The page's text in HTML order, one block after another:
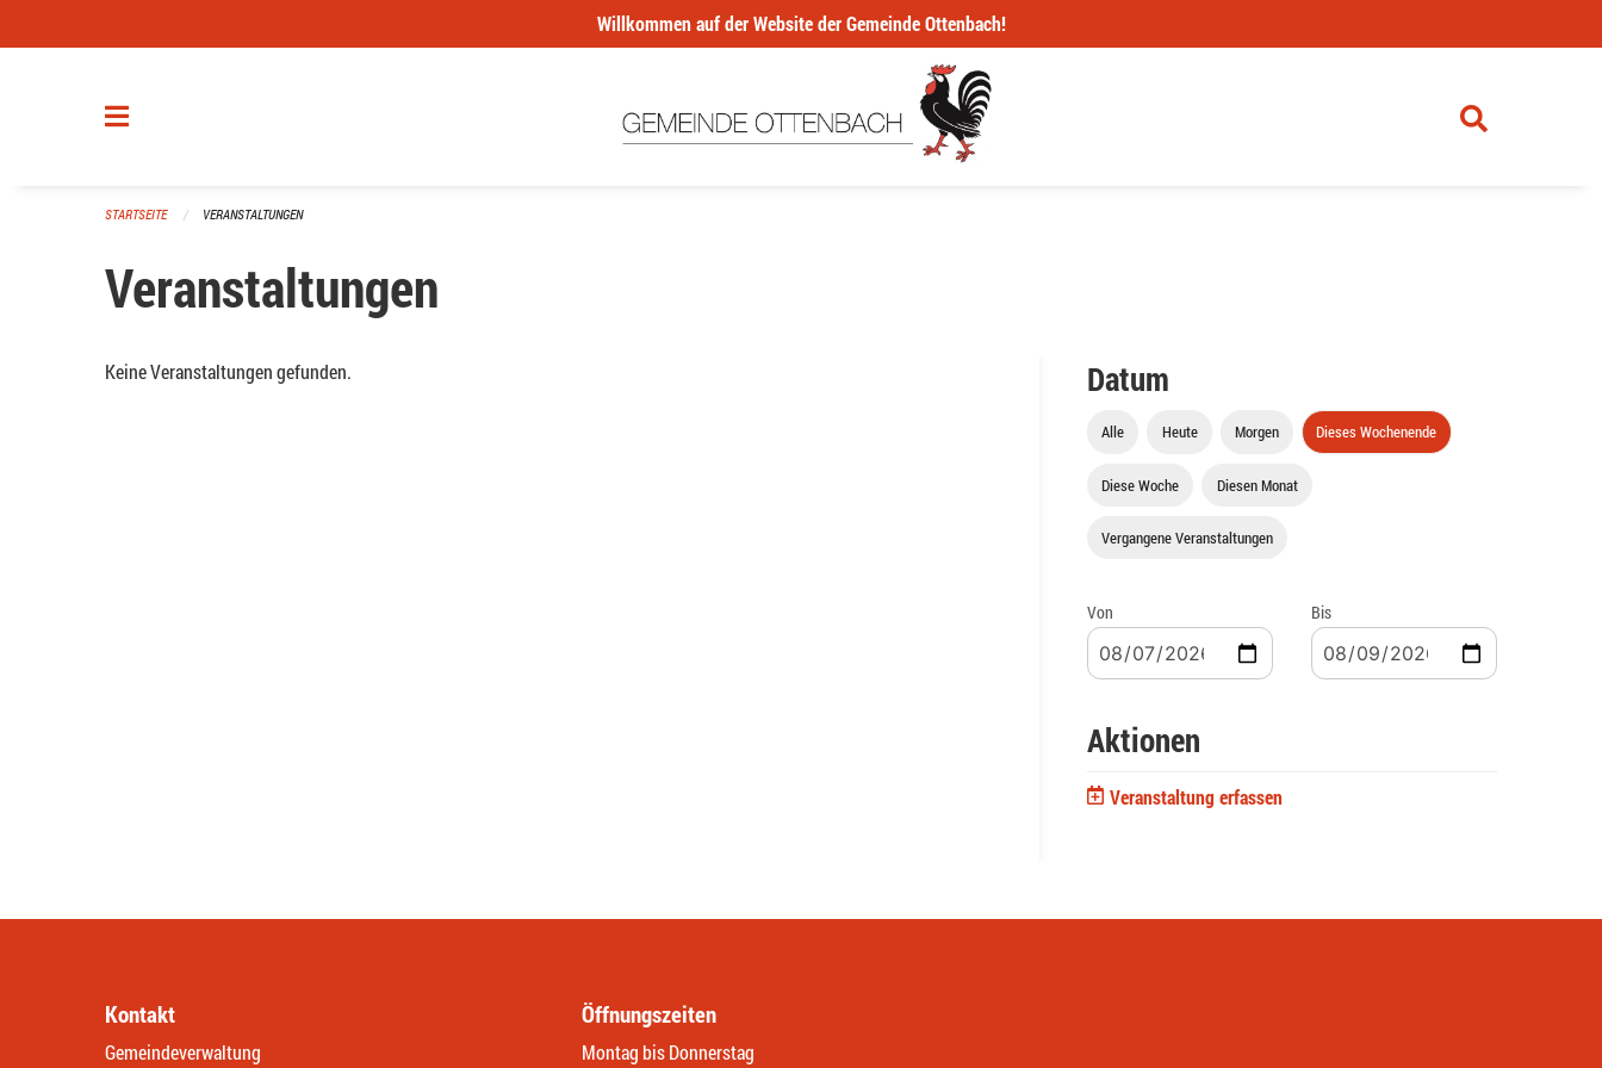
Willkommen auf der Website der Gemeinde Ottenbach!
STARTSEITE VERANSTALTUNGEN
Veranstaltungen
Keine Veranstaltungen gefunden. Datum
Alle Heute Morgen Dieses Wochenende
Diese Woche Diesen Monat
Vergangene Veranstaltungen
Von Bis
Aktionen
Veranstaltung erfassen
Kontakt
Gemeindeverwaltung
Öffnungszeiten
Montag bis Donnerstag